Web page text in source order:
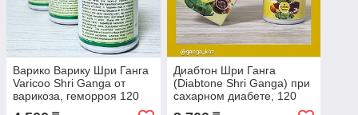
Варико Варику Шри Ганга
Varicoo Shri Ganga от
варикоза, геморроя 120
Диабтон Шри Ганга
(Diabtone Shri Ganga) при
сахарном диабете, 120